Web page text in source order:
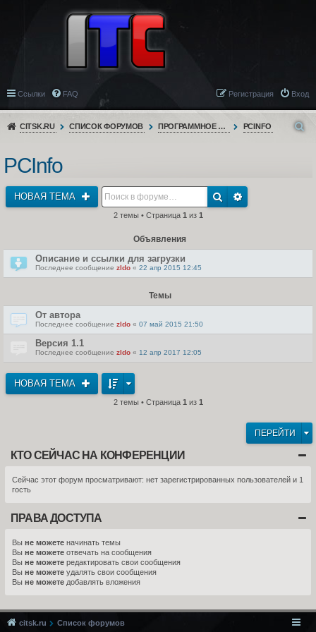
Ссылки FAQ Вход
Регистрация
CITSK.RU СПИСОК ФОРУМОВ ПРОГРАММНОЕ ОБЕСПЕЧЕНИЕ PCINFO
PCInfo
НОВАЯ ТЕМА
2 темы • Страница 1 из 1
Объявления
Описание и ссылки для загрузки
Последнее сообщение zldo « 22 апр 2015 12:45
Темы
От автора
Последнее сообщение zldo « 07 май 2015 21:50
Версия 1.1
Последнее сообщение zldo « 12 апр 2017 12:05
НОВАЯ ТЕМА
2 темы • Страница 1 из 1
ПЕРЕЙТИ
КТО СЕЙЧАС НА КОНФЕРЕНЦИИ
Сейчас этот форум просматривают: нет зарегистрированных пользователей и 1
гость
ПРАВА ДОСТУПА
Вы не можете начинать темы
Вы не можете отвечать на сообщения
Вы не можете редактировать свои сообщения
Вы не можете удалять свои сообщения
Вы не можете добавлять вложения
citsk.ru Список форумов